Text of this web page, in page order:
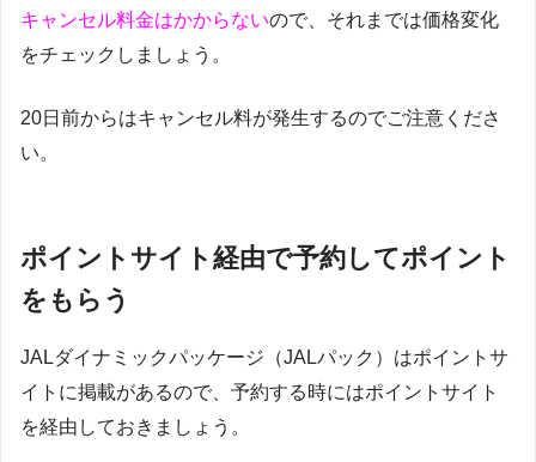
キャンセル料金はかからないので、それまでは価格変化
をチェックしましょう。
20日前からはキャンセル料が発生するのでご注意くださ
い。
ポイントサイト経由で予約してポイント
をもらう
JALダイナミックパッケージ（JALパック）はポイントサ
イトに掲載があるので、予約する時にはポイントサイト
を経由しておきましょう。